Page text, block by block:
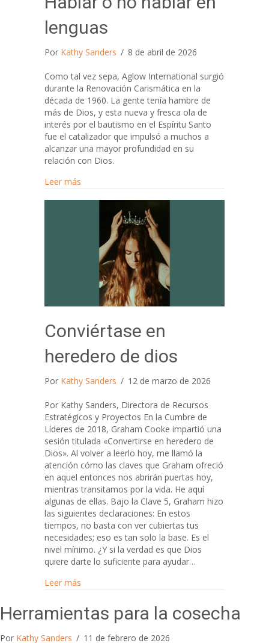
lenguas
Por Kathy Sanders / 8 de abril de 2026
Como tal vez sepa, Aglow International surgió
durante la Renovación Carismática en la
década de 1960. La gente tenía hambre de
más de Dios, y esta nueva y fresca ola de
interés por el bautismo en el Espíritu Santo
fue el catalizador que impulsó a muchos a
alcanzar una mayor profundidad en su
relación con Dios.
Leer más
Conviértase en
heredero de dios
Por Kathy Sanders / 12 de marzo de 2026
Por Kathy Sanders, Directora de Recursos
Estratégicos y Proyectos En la Cumbre de
Líderes de 2018, Graham Cooke impartió una
sesión titulada «Convertirse en heredero de
Dios». Al volver a leerlo hoy, me llamó la
atención cómo las claves que Graham ofreció
en aquel entonces nos abrirán puertas hoy,
mientras transitamos por la vida. He aquí
algunas de ellas. Bajo la Clave 5, Graham hizo
las siguientes declaraciones: En estos
tiempos, no basta con ver cubiertas tus
necesidades; eso es tan solo la base. Es el
nivel mínimo. ¿Y si la verdad es que Dios
quiere darte lo suficiente para ayudar…
Leer más
Herramientas para la cosecha
Por Kathy Sanders / 11 de febrero de 2026